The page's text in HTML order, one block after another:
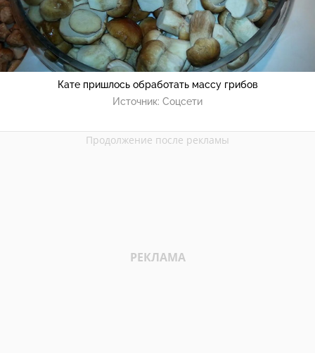
Кате пришлось обработать массу грибов
Источник: Соцсети